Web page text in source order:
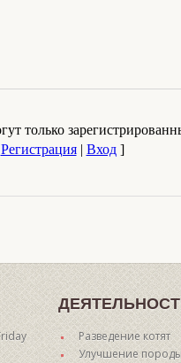
только
Регистрация| Вход]
Разведение котят
Улучшение